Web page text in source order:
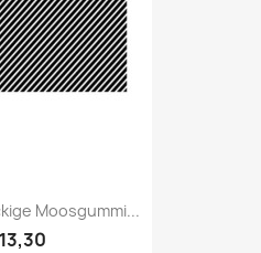
Moosgummi...